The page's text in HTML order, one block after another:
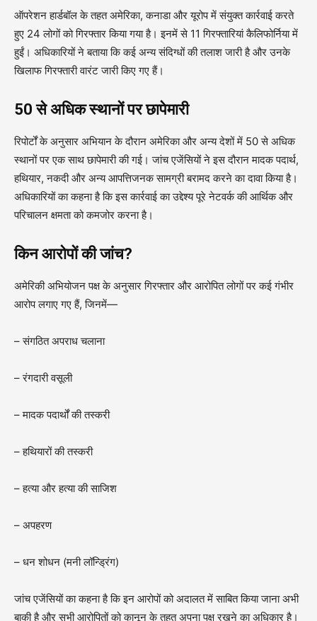
ऑपरेशन हार्डबॉल के तहत अमेरिका, कनाडा और यूरोप में संयुक्त कार्रवाई करते
हुए 24 लोगों को गिरफ्तार किया गया है। इनमें से 11 गिरफ्तारियां कैलिफोर्निया में
हुईं। अधिकारियों ने बताया कि कई अन्य संदिग्धों की तलाश जारी है और उनके
खिलाफ गिरफ्तारी वारंट जारी किए गए हैं।
50 से अधिक स्थानों पर छापेमारी
रिपोर्टों के अनुसार अभियान के दौरान अमेरिका और अन्य देशों में 50 से अधिक
स्थानों पर एक साथ छापेमारी की गई। जांच एजेंसियों ने इस दौरान मादक पदार्थ,
हथियार, नकदी और अन्य आपत्तिजनक सामग्री बरामद करने का दावा किया है।
अधिकारियों का कहना है कि इस कार्रवाई का उद्देश्य पूरे नेटवर्क की आर्थिक और
परिचालन क्षमता को कमजोर करना है।
किन आरोपों की जांच?
अमेरिकी अभियोजन पक्ष के अनुसार गिरफ्तार और आरोपित लोगों पर कई गंभीर
आरोप लगाए गए हैं, जिनमें—
– संगठित अपराध चलाना
– रंगदारी वसूली
– मादक पदार्थों की तस्करी
– हथियारों की तस्करी
– हत्या और हत्या की साजिश
– अपहरण
– धन शोधन (मनी लॉन्ड्रिंग)
जांच एजेंसियों का कहना है कि इन आरोपों को अदालत में साबित किया जाना अभी
बाकी है और सभी आरोपितों को कानून के तहत अपना पक्ष रखने का अधिकार है।